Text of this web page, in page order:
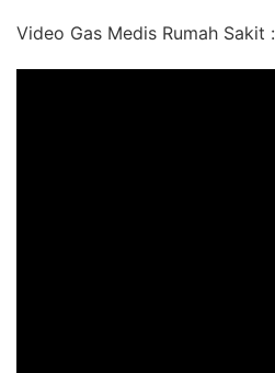
Video Gas Medis Rumah Sakit :